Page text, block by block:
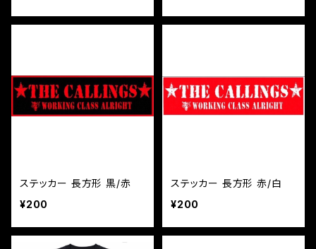
ステッカー 長方形 黒/赤
¥200
ステッカー 長方形 赤/白
¥200